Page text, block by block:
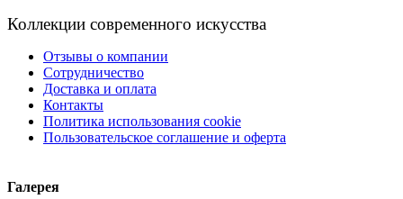
Коллекции современного искусства
Отзывы о компании
Сотрудничество
Доставка и оплата
Контакты
Политика использования cookie
Пользовательское соглашение и оферта
Галерея